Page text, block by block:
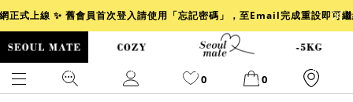
正式上線 ✨ 舊會員首次登入請使用「忘記密碼」，至Email完成重設即可
0 0